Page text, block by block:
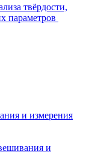
твёрдости,
параметров
и измерения
и